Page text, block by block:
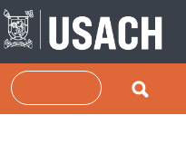
Pasar al contenido principal
Buscar